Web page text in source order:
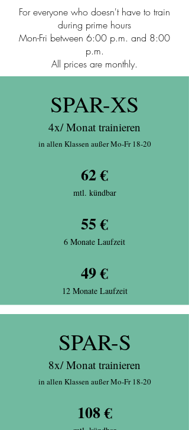
For everyone who doesn't have to train
during prime hours
Mon-Fri between 6:00 p.m. and 8:00
p.m.
All prices are monthly.
SPAR-XS
4x/ Monat trainieren
in allen Klassen außer Mo-Fr 18-20
62 €
mtl. kündbar
55 €
6 Monate Laufzeit
49 €
12 Monate Laufzeit
SPAR-S
8x/ Monat trainieren
in allen Klassen außer Mo-Fr 18-20
108 €